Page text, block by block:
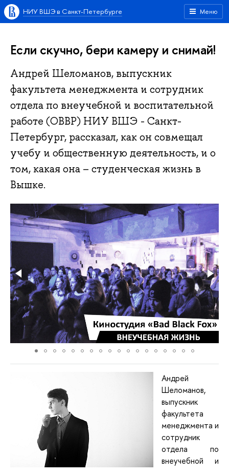
Меню
НИУ ВШЭ в Санкт-Петербурге
Если скучно, бери камеру и снимай!
Андрей Шеломанов, выпускник
факультета менеджмента и сотрудник
отдела по внеучебной и воспитательной
работе (ОВВР) НИУ ВШЭ - Санкт-
Петербург, рассказал, как он совмещал
учебу и общественную деятельность, и о
том, какая она – студенческая жизнь в
Вышке.
Андрей
Шеломанов,
выпускник
факультета
менеджмента и
сотрудник
отдела по
внеучебной и